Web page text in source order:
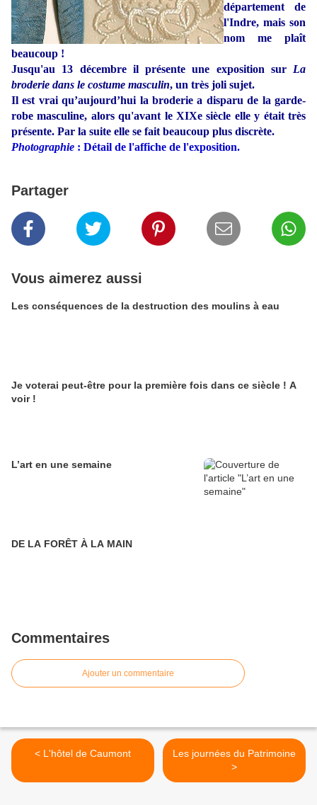
département de
l'Indre, mais son
nom me plaît
beaucoup !
Jusqu'au 13 décembre il présente une exposition surLa
broderie dans le costume masculin, un très joli sujet.
Il est vrai qu’aujourd’hui la broderie a disparu de la garde-
robe masculine, alors qu'avant le XIXe siècle elle y était très
présente. Par la suite elle se fait beaucoup plus discrète.
Photographie : Détail de l'affiche de l'exposition.
Partager
Vous aimerez aussi
Les conséquences de la destruction des moulins à eau
Je voterai peut-être pour la première fois dans ce siècle ! A
voir !
L’art en une semaine
DE LA FORÊT À LA MAIN
Commentaires
Ajouter un commentaire
< L'hôtel de Caumont
Les journées du Patrimoine
>